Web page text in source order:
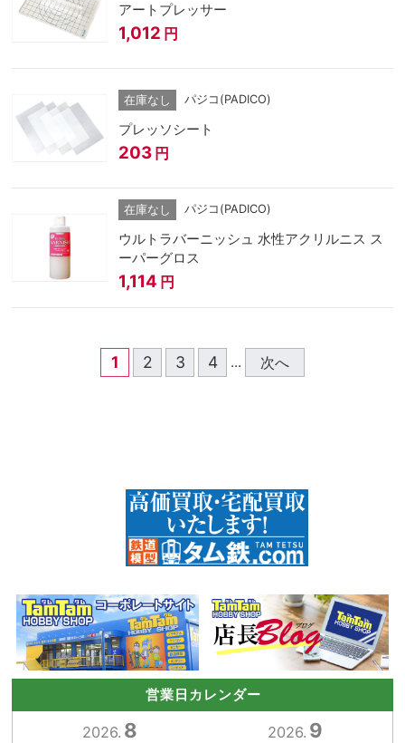
アートプレッサー
1,012 円
在庫なし パジコ(PADICO)
プレッソシート
203 円
在庫なし パジコ(PADICO)
ウルトラバーニッシュ 水性アクリルニス ス
ーパーグロス
1,114 円
1 2 3 4 ... 次へ
営業日カレンダー
2026. 8 2026. 9